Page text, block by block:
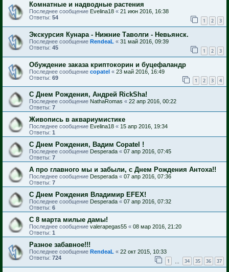
Комнатные и надводные растения
Последнее сообщение Evelina18 « 21 июн 2016, 16:38
Ответы: 54 1 2 3
Экскурсия Кунара - Нижние Таволги - Невьянск.
Последнее сообщение RendeaL « 31 май 2016, 09:39
Ответы: 45 1 2 3
Обуждение заказа криптокорин и буцефаландр
Последнее сообщение copatel « 23 май 2016, 16:49
Ответы: 69 1 2 3 4
С Днем Рождения, Андрей RickSha!
Последнее сообщение NathaRomas « 22 апр 2016, 00:22
Ответы: 7
Живопись в аквариумистике
Последнее сообщение Evelina18 « 15 апр 2016, 19:34
Ответы: 1
С Днем Рождения, Вадим Copatel !
Последнее сообщение Desperada « 07 апр 2016, 07:45
Ответы: 7
А про главного мы и забыли, с Днем Рождения Антоха!!
Последнее сообщение Desperada « 07 апр 2016, 07:36
Ответы: 7
С Днем Рождения Владимир EFEX!
Последнее сообщение Desperada « 07 апр 2016, 07:32
Ответы: 6
С 8 марта милые дамы!
Последнее сообщение valerapegas55 « 08 мар 2016, 21:20
Ответы: 1
Разное забавное!!!
Последнее сообщение RendeaL « 22 окт 2015, 10:33
Ответы: 724 1 34 35 36 37